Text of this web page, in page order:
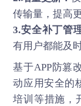
传输量，提高
3.安全补丁管
有用户都能及
基于APP防篡
动应用安全的
培训等措施，